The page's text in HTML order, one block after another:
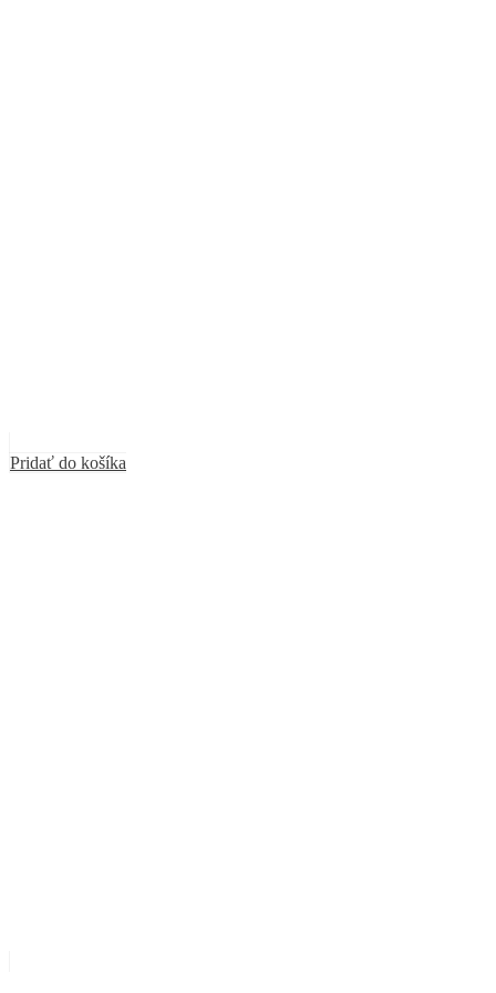
Pridať do košíka